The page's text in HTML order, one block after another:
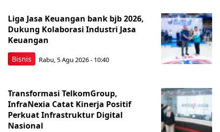
Bisnis
Liga Jasa Keuangan bank bjb 2026,
Dukung Kolaborasi Industri Jasa
Keuangan
Rabu, 5 Agu 2026 - 10:40
Transformasi TelkomGroup,
InfraNexia Catat Kinerja Positif
Perkuat Infrastruktur Digital
Nasional